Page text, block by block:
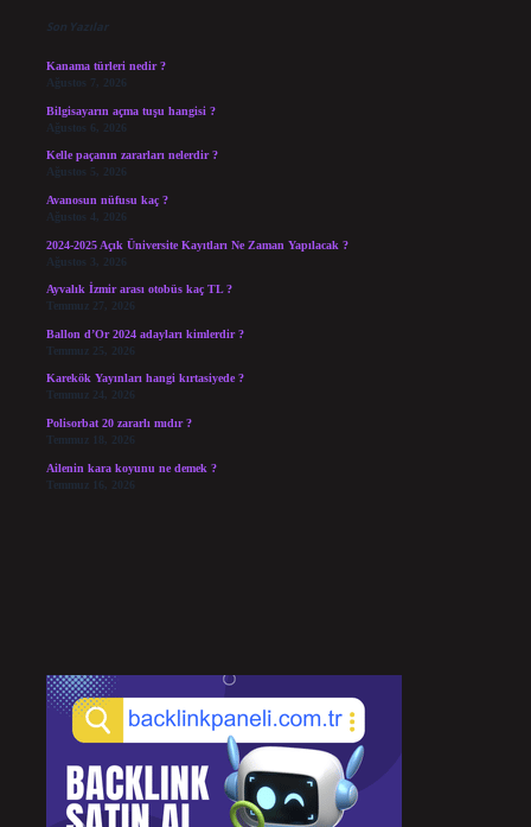
Son Yazılar
Kanama türleri nedir ?
Ağustos 7, 2026
Bilgisayarın açma tuşu hangisi ?
Ağustos 6, 2026
Kelle paçanın zararları nelerdir ?
Ağustos 5, 2026
Avanosun nüfusu kaç ?
Ağustos 4, 2026
2024-2025 Açık Üniversite Kayıtları Ne Zaman Yapılacak ?
Ağustos 3, 2026
Ayvalık İzmir arası otobüs kaç TL ?
Temmuz 27, 2026
Ballon d’Or 2024 adayları kimlerdir ?
Temmuz 25, 2026
Karekök Yayınları hangi kırtasiyede ?
Temmuz 24, 2026
Polisorbat 20 zararlı mıdır ?
Temmuz 18, 2026
Ailenin kara koyunu ne demek ?
Temmuz 16, 2026